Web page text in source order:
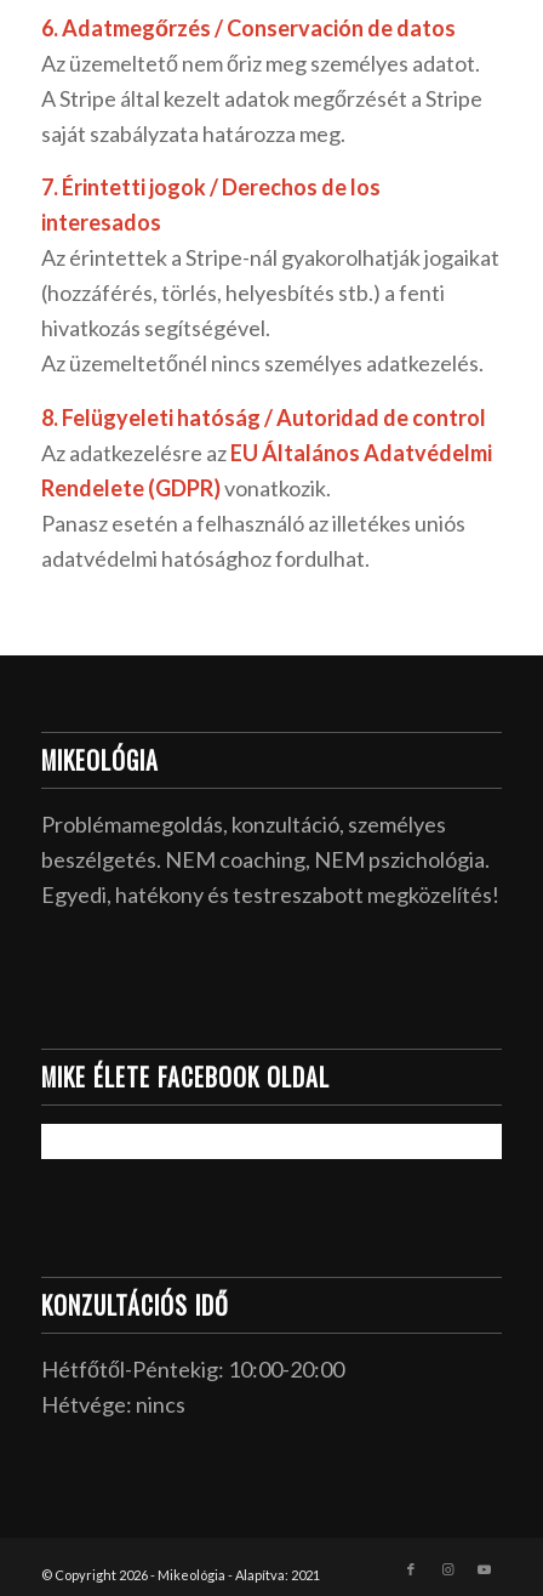
6. Adatmegőrzés / Conservación de datos
Az üzemeltető nem őriz meg személyes adatot.
A Stripe által kezelt adatok megőrzését a Stripe
saját szabályzata határozza meg.
7. Érintetti jogok / Derechos de los
interesados
Az érintettek a Stripe-nál gyakorolhatják jogaikat
(hozzáférés, törlés, helyesbítés stb.) a fenti
hivatkozás segítségével.
Az üzemeltetőnél nincs személyes adatkezelés.
8. Felügyeleti hatóság / Autoridad de control
Az adatkezelésre azEU Általános Adatvédelmi
Rendelete (GDPR)vonatkozik.
Panasz esetén a felhasználó az illetékes uniós
adatvédelmi hatósághoz fordulhat.
MIKEOLÓGIA
Problémamegoldás, konzultáció, személyes
beszélgetés. NEM coaching, NEM pszichológia.
Egyedi, hatékony és testreszabott megközelítés!
MIKE ÉLETE FACEBOOK OLDAL
KONZULTÁCIÓS IDŐ
Hétfőtől-Péntekig: 10:00-20:00
Hétvége: nincs
© Copyright 2026 - Mikeológia - Alapítva: 2021